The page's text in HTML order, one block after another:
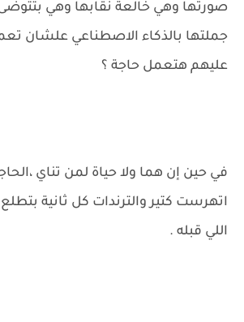
صورتها وهي خالعة نقابها وهي
جملتها بالذكاء الاصطناعي علشان
عليهم هتعمل حاجة ؟
في حين إن هما ولا حياة لمن تناي
اتهرست كتير والترندات كل ثانية
اللي قبله .